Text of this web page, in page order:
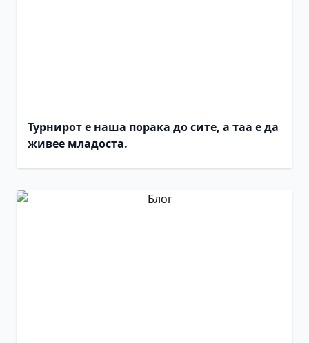
Турнирот е наша порака до сите, а таа е да
живее младоста.